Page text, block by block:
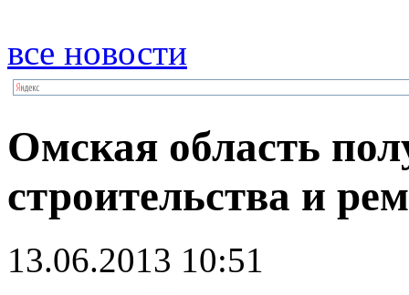
все новости
Омская область
строительства и
13.06.2013 10:51